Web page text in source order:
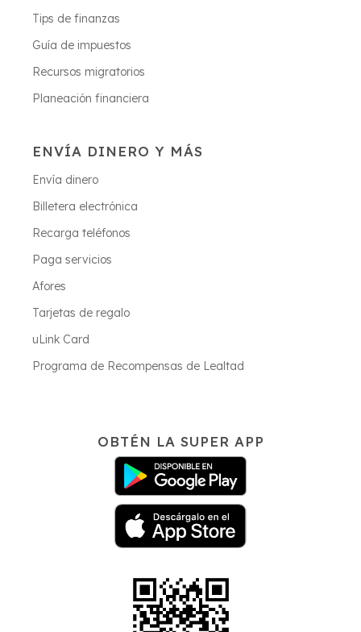
Tips de finanzas
Guía de impuestos
Recursos migratorios
Planeación financiera
ENVÍA DINERO Y MÁS
Envía dinero
Billetera electrónica
Recarga teléfonos
Paga servicios
Afores
Tarjetas de regalo
uLink Card
Programa de Recompensas de Lealtad
OBTÉN LA SUPER APP